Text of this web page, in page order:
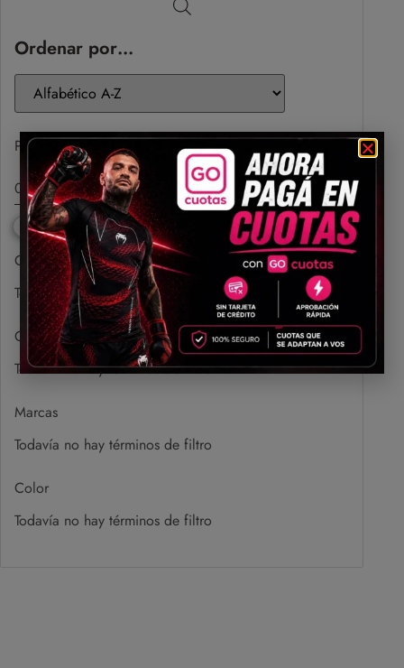
Ordenar por…
Precio
Categorías
Todavía no hay términos de filtro
Genero
Todavía no hay términos de filtro
Marcas
Todavía no hay términos de filtro
Color
Todavía no hay términos de filtro